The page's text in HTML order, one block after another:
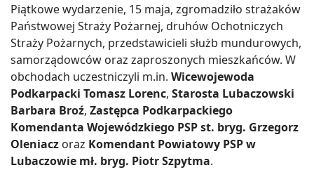
Piątkowe wydarzenie, 15 maja, zgromadziło strażaków
Państwowej Straży Pożarnej, druhów Ochotniczych
Straży Pożarnych, przedstawicieli służb mundurowych,
samorządowców oraz zaproszonych mieszkańców. W
obchodach uczestniczyli m.in. Wicewojewoda
Podkarpacki Tomasz Lorenc, Starosta Lubaczowski
Barbara Broź, Zastępca Podkarpackiego
Komendanta Wojewódzkiego PSP st. bryg. Grzegorz
Oleniacz oraz Komendant Powiatowy PSP w
Lubaczowie mł. bryg. Piotr Szpytma.